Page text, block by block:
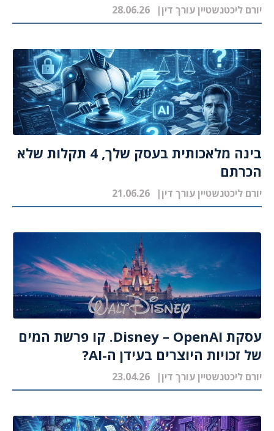
יורם ליכטנשטיין עורך דין 28.06.26
בינה מלאכותית בעסק שלך, 4 תקלות שלא
הכרתם
יורם ליכטנשטיין עורך דין 21.06.26
עסקת Disney – OpenAI. קו פרשת המים
של זכויות היוצרים בעידן ה-AI?
יורם ליכטנשטיין עורך דין 23.04.26